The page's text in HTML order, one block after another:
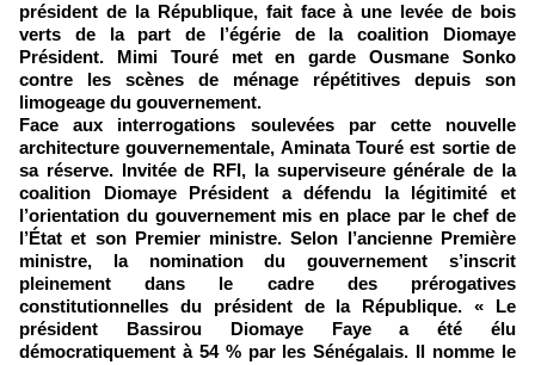
président de la République, fait face à une levée de bois
verts de la part de l’égérie de la coalition Diomaye
Président. Mimi Touré met en garde Ousmane Sonko
contre les scènes de ménage répétitives depuis son
limogeage du gouvernement.
Face aux interrogations soulevées par cette nouvelle
architecture gouvernementale, Aminata Touré est sortie de
sa réserve. Invitée de RFI, la superviseure générale de la
coalition Diomaye Président a défendu la légitimité et
l’orientation du gouvernement mis en place par le chef de
l’État et son Premier ministre. Selon l’ancienne Première
ministre, la nomination du gouvernement s’inscrit
pleinement dans le cadre des prérogatives
constitutionnelles du président de la République. « Le
président Bassirou Diomaye Faye a été élu
démocratiquement à 54 % par les Sénégalais. Il nomme le